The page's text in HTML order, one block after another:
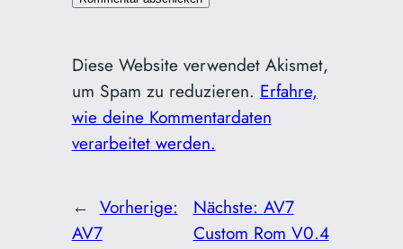
Diese Website verwendet Akismet,
um Spam zu reduzieren. Erfahre,
wie deine Kommentardaten
verarbeitet werden.
← Vorherige:
AV7
Nächste: AV7
Custom Rom V0.4